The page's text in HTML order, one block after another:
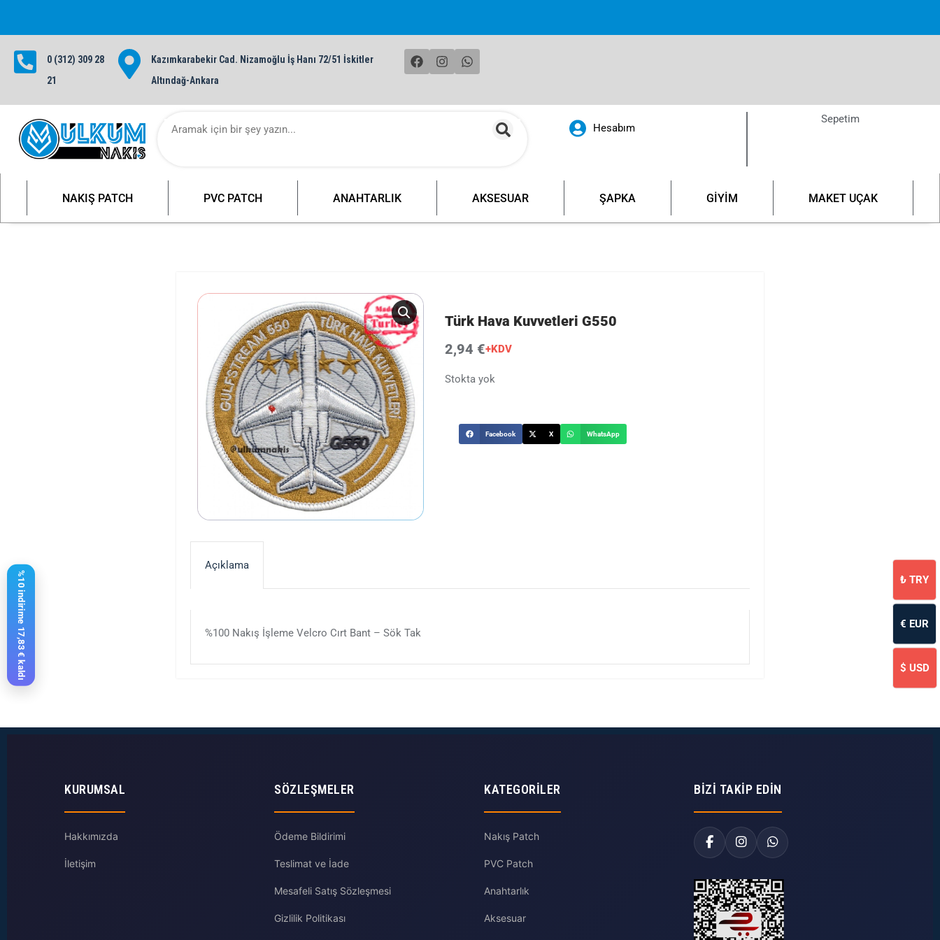
1000 TL ve üzeri yurt içi tüm siparişlerinizde
0 (312) 309 28
21
Kazımkarabekir Cad. Nizamoğlu İş Hanı 72/51 İskitler
Altındağ-Ankara
Hesabım
Sepetim
NAKIŞ PATCH PVC PATCH ANAHTARLIK AKSESUAR ŞAPKA GİYİM MAKET UÇAK
Türk Hava Kuvvetleri G550
2,94 €+KDV
Stokta yok
Facebook X WhatsApp
Açıklama
%100 Nakış İşleme Velcro Cırt Bant – Sök Tak
KURUMSAL
Hakkımızda
İletişim
SÖZLEŞMELER
Ödeme Bildirimi
Teslimat ve İade
Mesafeli Satış Sözleşmesi
Gizlilik Politikası
KATEGORILER
Nakış Patch
PVC Patch
Anahtarlık
Aksesuar
BIZI TAKIP EDIN
%10 indirime 17,83 € kaldı ₺ TRY
€ EUR
$ USD